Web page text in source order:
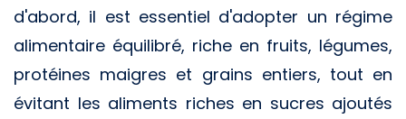
d'abord, il est essentiel d'adopter un régime
alimentaire équilibré, riche en fruits, légumes,
protéines maigres et grains entiers, tout en
évitant les aliments riches en sucres ajoutés